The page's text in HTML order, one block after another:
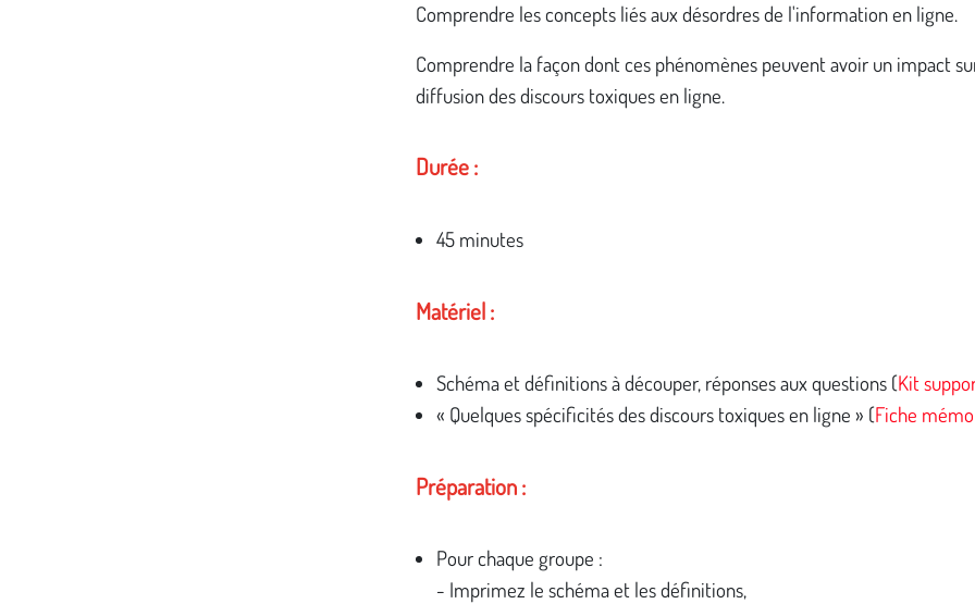
Comprendre les concepts liés aux désordres de l'information en ligne.
Comprendre la façon dont ces phénomènes peuvent avoir un impact
diffusion des discours toxiques en ligne.
Durée :
45 minutes
Matériel :
Schéma et définitions à découper, réponses aux questions (Kit
« Quelques spécificités des discours toxiques en ligne » (Fiche
Préparation :
Pour chaque groupe :
- Imprimez le schéma et les définitions,